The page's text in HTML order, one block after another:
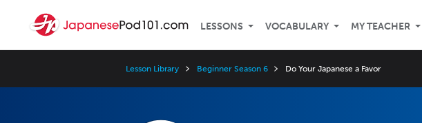
LESSONS VOCABULARY MY TEACHER
Lesson Library Beginner Season 6 Do Your Japanese a Favor